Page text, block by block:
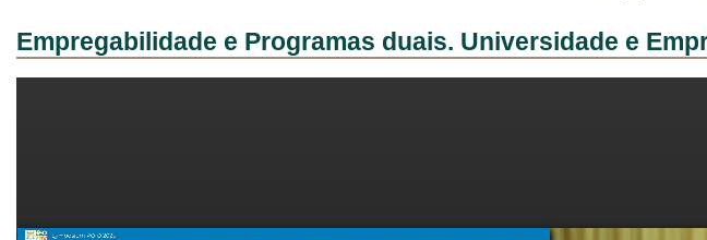
Empregabilidade e Programas duais. Universidade e